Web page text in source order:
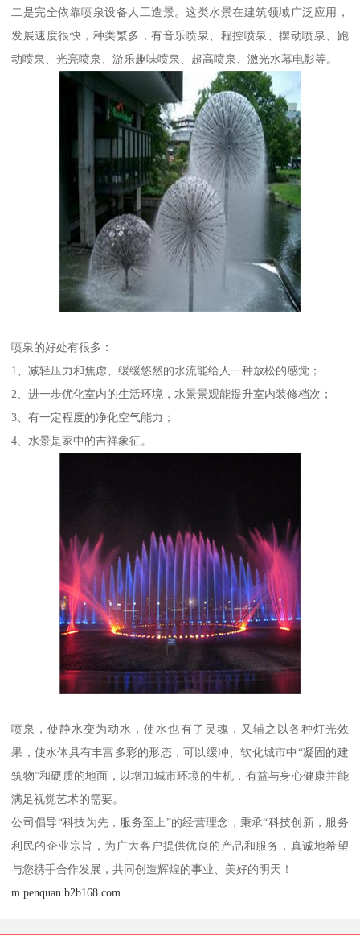
二是完全依靠喷泉设备人工造景。这类水景在建筑领域广泛应用，
发展速度很快，种类繁多，有音乐喷泉、程控喷泉、摆动喷泉、跑
动喷泉、光亮喷泉、游乐趣味喷泉、超高喷泉、激光水幕电影等。
喷泉的好处有很多：
1、减轻压力和焦虑、缓缓悠然的水流能给人一种放松的感觉；
2、进一步优化室内的生活环境，水景景观能提升室内装修档次；
3、有一定程度的净化空气能力；
4、水景是家中的吉祥象征。
喷泉，使静水变为动水，使水也有了灵魂，又辅之以各种灯光效
果，使水体具有丰富多彩的形态，可以缓冲、软化城市中“凝固的建
筑物”和硬质的地面，以增加城市环境的生机，有益与身心健康并能
满足视觉艺术的需要。
公司倡导“科技为先，服务至上”的经营理念，秉承“科技创新，服务
利民的企业宗旨，为广大客户提供优良的产品和服务，真诚地希望
与您携手合作发展，共同创造辉煌的事业、美好的明天！
m.penquan.b2b168.com